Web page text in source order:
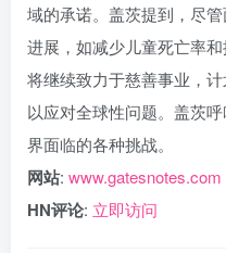
域的承诺。盖茨提到，尽
进展，如减少儿童死亡率
将继续致力于慈善事业，
以应对全球性问题。盖茨
界面临的各种挑战。
网站: www.gatesnotes.com
HN评论: 立即访问